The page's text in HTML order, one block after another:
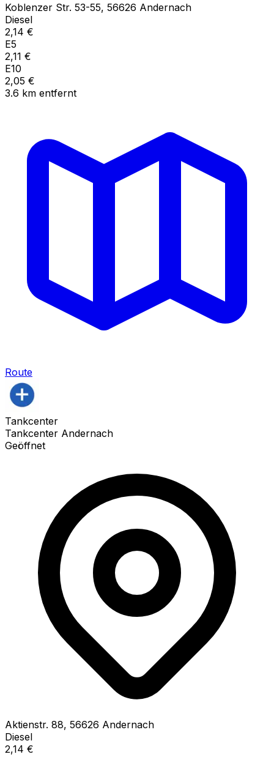
Koblenzer Str. 53-55, 56626 Andernach
Diesel
2,14 €
E5
2,11 €
E10
2,05 €
3.6 km entfernt
Route
Tankcenter
Tankcenter Andernach
Geöffnet
Aktienstr. 88, 56626 Andernach
Diesel
2,14 €